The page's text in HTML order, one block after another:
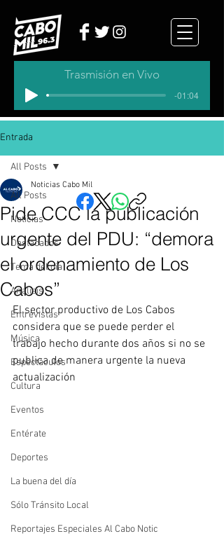
Trasmisión en Vivo
-01:04
Entrada
All Posts
Noticias
Destacados
Tema del dia
Analisis
Entrevistas
Música
Espectáculos
Cultura
Eventos
Entérate
Deportes
La buena del día
Sólo Tránsito Local
Reportajes Especiales Al Cabo Notic
All Posts
Pide CCC la publicación
urgente del PDU: “demora
el ordenamiento de Los
Cabos”
Noticias Cabo Mil
El sector productivo de Los Cabos
considera que se puede perder el
trabajo hecho durante dos años si no se
publica de manera urgente la nueva
actualización